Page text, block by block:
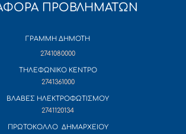
ΠΡΟΒΛΗΜΑΤΩΝ
ΓΡΑΜΜΗ ΔΗΜΟΤΗ
2741080000
ΤΗΛΕΦΩΝΙΚΟ ΚΕΝΤΡΟ
2741361000
ΒΛΑΒΕΣ ΗΛΕΚΤΡΟΦΩΤΙΣΜΟΥ
2741120134
ΠΡΩΤΟΚΟΛΛΟ ΔΗΜΑΡΧΕΙΟΥ